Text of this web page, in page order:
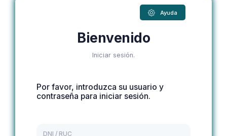
Ayuda
Bienvenido
Iniciar sesión.
Por favor, introduzca su usuario y
contraseña para iniciar sesión.